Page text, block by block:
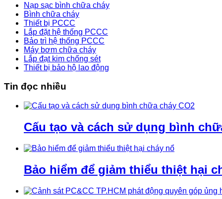
Nạp sạc bình chữa cháy
Bình chữa cháy
Thiết bị PCCC
Lắp đặt hệ thống PCCC
Bảo trì hệ thống PCCC
Máy bơm chữa cháy
Lắp đạt kim chống sét
Thiết bị bảo hộ lao động
Tin đọc nhiều
Cấu tạo và cách sử dụng bình
Bảo hiểm để giảm thiểu thiệt hại